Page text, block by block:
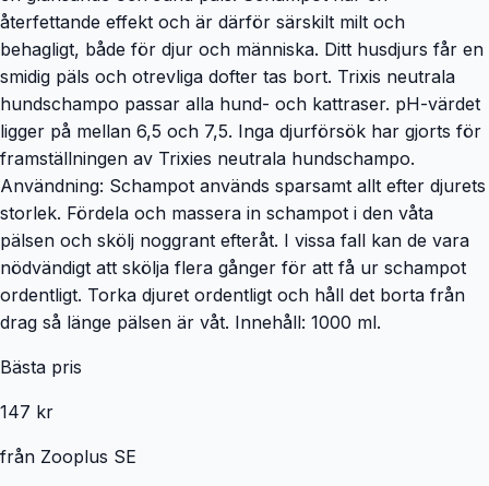
återfettande effekt och är därför särskilt milt och
behagligt, både för djur och människa. Ditt husdjurs får en
smidig päls och otrevliga dofter tas bort. Trixis neutrala
hundschampo passar alla hund- och kattraser. pH-värdet
ligger på mellan 6,5 och 7,5. Inga djurförsök har gjorts för
framställningen av Trixies neutrala hundschampo.
Användning: Schampot används sparsamt allt efter djurets
storlek. Fördela och massera in schampot i den våta
pälsen och skölj noggrant efteråt. I vissa fall kan de vara
nödvändigt att skölja flera gånger för att få ur schampot
ordentligt. Torka djuret ordentligt och håll det borta från
drag så länge pälsen är våt. Innehåll: 1000 ml.
Bästa pris
147 kr
från Zooplus SE